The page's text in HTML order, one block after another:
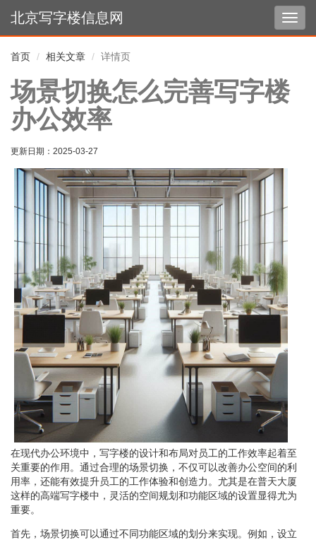
切
换
北京写字楼信息网
首页 相关文章 详情页
场景切换怎么完善写字楼
办公效率
更新日期： 2025-03-27
在现代办公环境中，写字楼的设计和布局对员工的工作效率起着至
关重要的作用。通过合理的场景切换，不仅可以改善办公空间的利
用率，还能有效提升员工的工作体验和创造力。尤其是在普天大厦
这样的高端写字楼中，灵活的空间规划和功能区域的设置显得尤为
重要。
首先，场景切换可以通过不同功能区域的划分来实现。例如，设立